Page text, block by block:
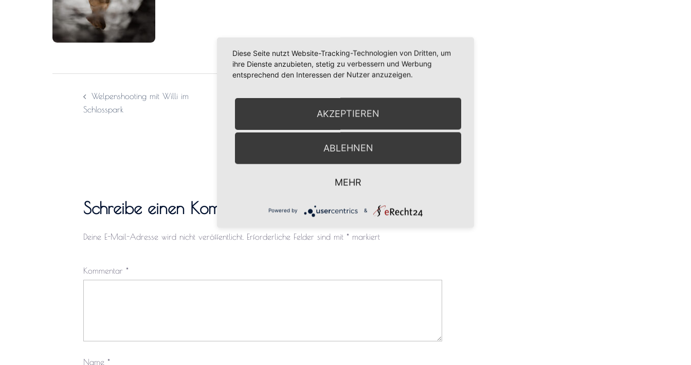
Welpenshooting mit Willi im
Schlosspark
Schreibe einen Kommentar
Deine E-Mail-Adresse wird nicht veröffentlicht. Erforderliche Felder sind mit * markiert
Kommentar *
Name *
Diese Seite nutzt Website-Tracking-Technologien von Dritten, um
ihre Dienste anzubieten, stetig zu verbessern und Werbung
entsprechend den Interessen der Nutzer anzuzeigen.
AKZEPTIEREN
ABLEHNEN
MEHR
Powered by &